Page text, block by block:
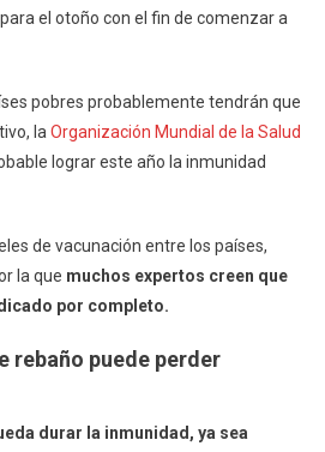
el otoño con el fin de comenzar a
pobres probablemente tendrán que
la Organización Mundial de la Salud
lograr este año la inmunidad
de vacunación entre los países,
la que muchos expertos creen que
por completo.
rebaño puede perder
durar la inmunidad, ya sea